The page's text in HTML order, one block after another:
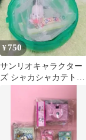
¥750
サンリオキャラクター
ズ シャカシャカテトラ